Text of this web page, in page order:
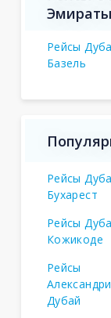
Рейсы
Базель
Рейсы
Бухарест
Рейсы
Кожикоде
Рейсы
Дубай